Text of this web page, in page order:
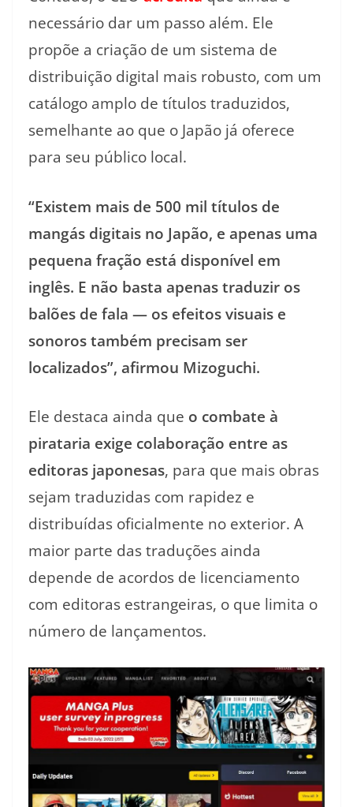
necessário dar um passo além. Ele
propõe a criação de um sistema de
distribuição digital mais robusto, com um
catálogo amplo de títulos traduzidos,
semelhante ao que o Japão já oferece
para seu público local.
“Existem mais de 500 mil títulos de
mangás digitais no Japão, e apenas uma
pequena fração está disponível em
inglês. E não basta apenas traduzir os
balões de fala — os efeitos visuais e
sonoros também precisam ser
localizados”, afirmou Mizoguchi.
Ele destaca ainda que o combate à
pirataria exige colaboração entre as
editoras japonesas, para que mais obras
sejam traduzidas com rapidez e
distribuídas oficialmente no exterior. A
maior parte das traduções ainda
depende de acordos de licenciamento
com editoras estrangeiras, o que limita o
número de lançamentos.